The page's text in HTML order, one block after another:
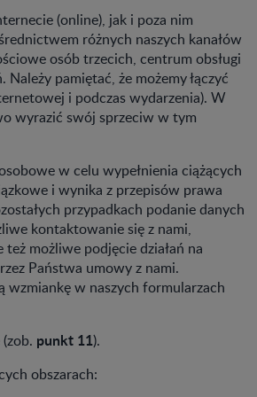
(online), jak i poza nim
różnych naszych kanałów
osób trzecich, centrum obsługi
pamiętać, że możemy łączyć
i podczas wydarzenia). W
wyrazić swój sprzeciw w tym
w celu wypełnienia ciążących
i wynika z przepisów prawa
przypadkach podanie danych
kontaktowanie się z nami,
możliwe podjęcie działań na
Państwa umowy z nami.
wzmiankę w naszych formularzach
punkt 11).
obszarach: